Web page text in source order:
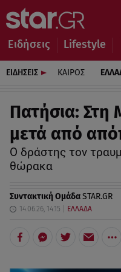
Ειδήσεις Lifestyle
ΕΙΔΗΣΕΙΣ ΚΑΙΡΟΣ
Πατήσια: Στη
μετά από
Ο δράστης τον
θώρακα
Συντακτική ΟμάδαSTAR.GR
14.06.26, 14:15 ΕΛΛΑΔΑ